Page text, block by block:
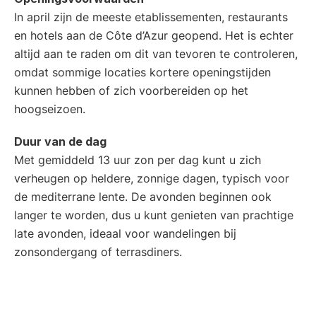
In april zijn de meeste etablissementen, restaurants
en hotels aan de Côte d’Azur geopend. Het is echter
altijd aan te raden om dit van tevoren te controleren,
omdat sommige locaties kortere openingstijden
kunnen hebben of zich voorbereiden op het
hoogseizoen.
Duur van de dag
Met gemiddeld 13 uur zon per dag kunt u zich
verheugen op heldere, zonnige dagen, typisch voor
de mediterrane lente. De avonden beginnen ook
langer te worden, dus u kunt genieten van prachtige
late avonden, ideaal voor wandelingen bij
zonsondergang of terrasdiners.